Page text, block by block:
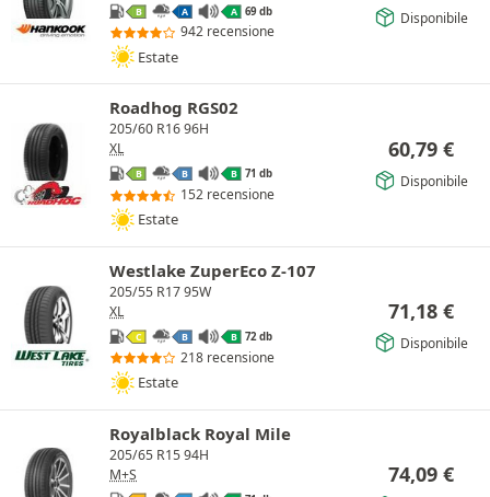
B A A 69 db
942 recensione
Estate
Disponibile
Roadhog RGS02
205/60 R16 96H
XL
B B B 71 db
152 recensione
Estate
60,79 €
Disponibile
Westlake ZuperEco Z-107
205/55 R17 95W
XL
C B B 72 db
218 recensione
Estate
71,18 €
Disponibile
Royalblack Royal Mile
205/65 R15 94H
M+S
74,09 €